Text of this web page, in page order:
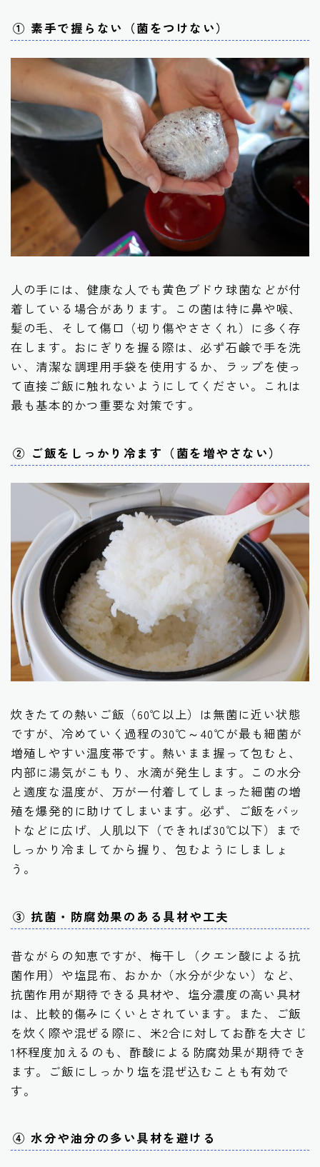
① 素手で握らない（菌をつけない）
人の手には、健康な人でも黄色ブドウ球菌などが付
着している場合があります。この菌は特に鼻や喉、
髪の毛、そして傷口（切り傷やささくれ）に多く存
在します。おにぎりを握る際は、必ず石鹸で手を洗
い、清潔な調理用手袋を使用するか、ラップを使っ
て直接ご飯に触れないようにしてください。これは
最も基本的かつ重要な対策です。
② ご飯をしっかり冷ます（菌を増やさない）
炊きたての熱いご飯（60℃以上）は無菌に近い状態
ですが、冷めていく過程の30℃～40℃が最も細菌が
増殖しやすい温度帯です。熱いまま握って包むと、
内部に湯気がこもり、水滴が発生します。この水分
と適度な温度が、万が一付着してしまった細菌の増
殖を爆発的に助けてしまいます。必ず、ご飯をバッ
トなどに広げ、人肌以下（できれば30℃以下）まで
しっかり冷ましてから握り、包むようにしましょ
う。
③ 抗菌・防腐効果のある具材や工夫
昔ながらの知恵ですが、梅干し（クエン酸による抗
菌作用）や塩昆布、おかか（水分が少ない）など、
抗菌作用が期待できる具材や、塩分濃度の高い具材
は、比較的傷みにくいとされています。また、ご飯
を炊く際や混ぜる際に、 米2合に対してお酢を大さじ
1杯程度加えるのも、酢酸による防腐効果が期待でき
ます。ご飯にしっかり塩を混ぜ込むことも有効で
す。
④ 水分や油分の多い具材を避ける